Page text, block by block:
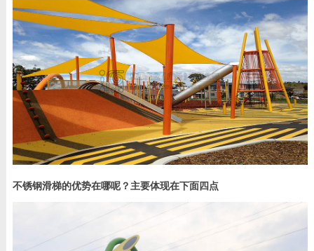
不锈钢滑梯的优势在哪呢？主要体现在下面四点